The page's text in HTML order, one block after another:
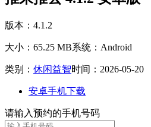
版本：4.1.2
大小：65.25 MB系统：Android
类别： 休闲益智时间：2026-05-20
安卓手机下载
请输入预约的手机号码